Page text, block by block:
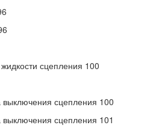
сцепления 100
сцепления 100
сцепления 101